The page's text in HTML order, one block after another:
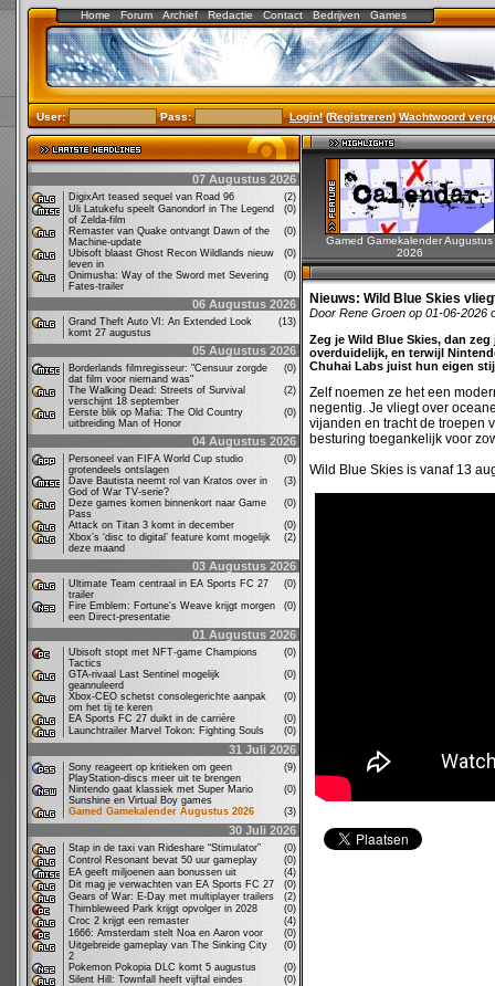
Home Forum Archief Redactie Contact Bedrijven Games
User: Pass: Login!(Registreren)Wachtwoord
07 Augustus 2026
DigixArt teased sequel van Road 96
(2)
Uli Latukefu speelt Ganondorf in The Legend
of Zelda-film
(0)
Remaster van Quake ontvangt Dawn of the
Machine-update
(0)
Ubisoft blaast Ghost Recon Wildlands nieuw
leven in
(0)
Onimusha: Way of the Sword met Severing
Fates-trailer
(0)
06 Augustus 2026
Grand Theft Auto VI: An Extended Look
komt 27 augustus
(13)
05 Augustus 2026
Borderlands filmregisseur: "Censuur zorgde
dat film voor niemand was"
(0)
The Walking Dead: Streets of Survival
verschijnt 18 september
(2)
Eerste blik op Mafia: The Old Country
uitbreiding Man of Honor
(0)
04 Augustus 2026
Personeel van FIFA World Cup studio
grotendeels ontslagen
(0)
Dave Bautista neemt rol van Kratos over in
God of War TV-serie?
(3)
Deze games komen binnenkort naar Game
Pass
(0)
Attack on Titan 3 komt in december
(0)
Xbox’s ‘disc to digital’ feature komt mogelijk
deze maand
(2)
03 Augustus 2026
Ultimate Team centraal in EA Sports FC 27
trailer
(0)
Fire Emblem: Fortune's Weave krijgt morgen
een Direct-presentatie
(0)
01 Augustus 2026
Ubisoft stopt met NFT-game Champions
Tactics
(0)
GTA-rivaal Last Sentinel mogelijk
geannuleerd
(0)
Xbox-CEO schetst consolegerichte aanpak
om het tij te keren
(0)
EA Sports FC 27 duikt in de carrière
(0)
Launchtrailer Marvel Tokon: Fighting Souls
(0)
31 Juli 2026
Sony reageert op kritieken om geen
PlayStation-discs meer uit te brengen
(9)
Nintendo gaat klassiek met Super Mario
Sunshine en Virtual Boy games
(0)
Gamed Gamekalender Augustus 2026
(3)
30 Juli 2026
Stap in de taxi van Rideshare “Stimulator”
(0)
Control Resonant bevat 50 uur gameplay
(0)
EA geeft miljoenen aan bonussen uit
(4)
Dit mag je verwachten van EA Sports FC 27
(0)
Gears of War: E-Day met multiplayer trailers
(2)
Thimbleweed Park krijgt opvolger in 2028
(0)
Croc 2 krijgt een remaster
(4)
1666: Amsterdam stelt Noa en Aaron voor
(0)
Uitgebreide gameplay van The Sinking City
2
(0)
Pokemon Pokopia DLC komt 5 augustus
(0)
Silent Hill: Townfall heeft vijftal eindes
(0)
Gamed Gamekalender Augustus
2026
Nieuws: Wild Blue Skies
Door Rene Groen op 01-06-2026
Zeg je Wild Blue Skies, dan
overduidelijk, en terwijl
Chuhai Labs juist hun eigen
Zelf noemen ze het een
negentig. Je vliegt over
vijanden en tracht de troepen
besturing toegankelijk voor
Wild Blue Skies is vanaf 13